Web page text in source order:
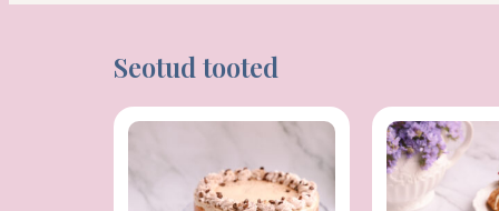
Seotud tooted